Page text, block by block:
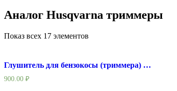
Аналог Husqvarna триммеры
Показ всех 17 элементов
Глушитель для бензокосы (триммера) HUSQVARNA 128R
900.00 ₽